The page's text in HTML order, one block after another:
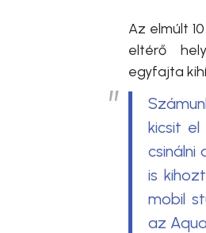
Az elmúlt
eltérő
egyfajta
kicsit
csinálni
is
mobil
az